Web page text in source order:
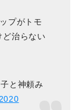
プがトモ
ど治らない
と神頼み